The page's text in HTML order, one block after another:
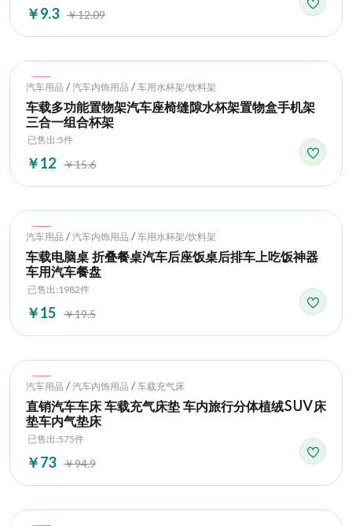
￥9.3 ￥12.09
Hot
汽车用品 / 汽车内饰用品 / 车用水杯架/饮料架
车载多功能置物架汽车座椅缝隙水杯架置物盒手机架
三合一组合杯架
已售出:5件
￥12 ￥15.6
Hot
汽车用品 / 汽车内饰用品 / 车用水杯架/饮料架
车载电脑桌 折叠餐桌汽车后座饭桌后排车上吃饭神器
车用汽车餐盘
已售出:1982件
￥15 ￥19.5
Hot
汽车用品 / 汽车内饰用品 / 车载充气床
直销汽车车床 车载充气床垫 车内旅行分体植绒SUV床
垫车内气垫床
已售出:575件
￥73 ￥94.9